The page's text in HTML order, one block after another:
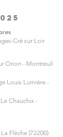
Cré sur Loir
Orion - Montreuil
Louis Lumière -
Le Chauchix -
Flèche (72200)